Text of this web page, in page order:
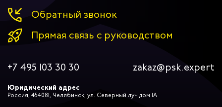
Обратный звонок
Прямая связь с руководством
+7 495 103 30 30 zakaz@psk.expert
Юридический адрес
Россия, 454081, Челябинск, ул. Северный луч дом 1А